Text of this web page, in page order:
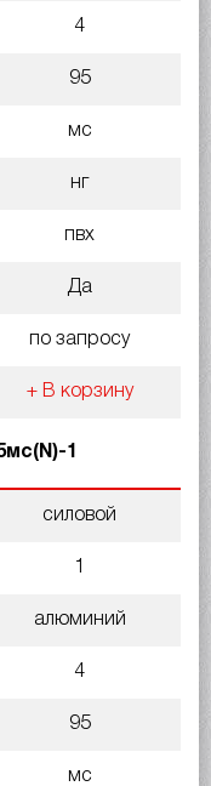
4
95
мс
нг
пвх
Да
по запросу
+ В корзину
1
силовой
1
алюминий
4
95
мс